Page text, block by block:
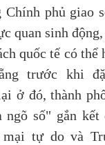
Chính phủ giao
quan sinh
quốc tế có thể
trước khi
ở đó, thành
ngõ số" gắn kết
mại tự do và